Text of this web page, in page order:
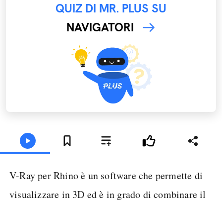
QUIZ DI MR. PLUS SU
NAVIGATORI
V-Ray per Rhino è un software che permette di
visualizzare in 3D ed è in grado di combinare il